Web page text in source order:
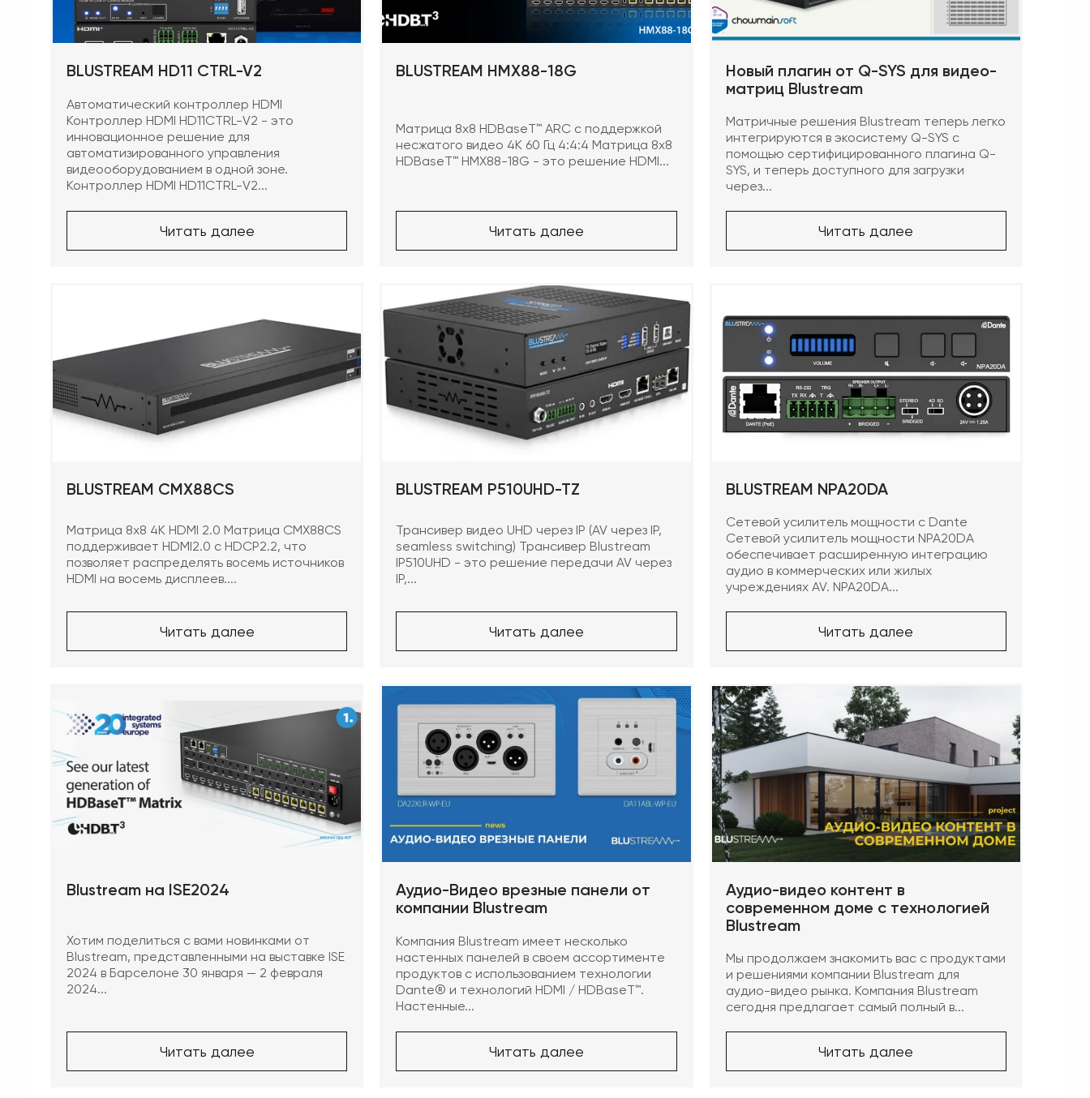
Аксессуары Нижняя механика сцены
Караоке системы
Штанкетные подъемы
BLUSTREAM HD11 CTRL-V2
Автоматический контроллер HDMI
Контроллер HDMI HD11CTRL-V2 - это
инновационное решение для
автоматизированного управления
видеооборудованием в одной зоне.
Контроллер HDMI HD11CTRL-V2...
Читать далее
BLUSTREAM HMX88-18G
Матрица 8x8 HDBaseT™ ARC с поддержкой
несжатого видео 4K 60 Гц 4:4:4 Матрица 8x8
HDBaseT™ HMX88-18G - это решение HDMI...
Читать далее
Новый плагин от Q-SYS для видео-
матриц Blustream
Матричные решения Blustream теперь легко
интегрируются в экосистему Q-SYS с
помощью сертифицированного плагина Q-
SYS, и теперь доступного для загрузки
через...
Читать далее
BLUSTREAM CMX88CS
Матрица 8x8 4K HDMI 2.0 Матрица CMX88CS
поддерживает HDMI2.0 с HDCP2.2, что
позволяет распределять восемь источников
HDMI на восемь дисплеев....
Читать далее
BLUSTREAM P510UHD-TZ
Трансивер видео UHD через IP (AV через IP,
seamless switching) Трансивер Blustream
IP510UHD - это решение передачи AV через
IP,...
Читать далее
BLUSTREAM NPA20DA
Сетевой усилитель мощности с Dante
Сетевой усилитель мощности NPA20DA
обеспечивает расширенную интеграцию
аудио в коммерческих или жилых
учреждениях AV. NPA20DA...
Читать далее
Blustream на ISE2024
Хотим поделиться с вами новинками от
Blustream, представленными на выставке ISE
2024 в Барселоне 30 января — 2 февраля
2024...
Читать далее
Аудио-Видео врезные панели от
компании Blustream
Компания Blustream имеет несколько
настенных панелей в своем ассортименте
продуктов с использованием технологии
Dante® и технологий HDMI / HDBaseT™.
Настенные...
Читать далее
Аудио-видео контент в
современном доме с технологией
Blustream
Мы продолжаем знакомить вас с продуктами
и решениями компании Blustream для
аудио-видео рынка. Компания Blustream
сегодня предлагает самый полный в...
Читать далее